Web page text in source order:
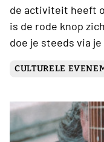
de activiteit heeft
is de rode knop
doe je steeds via
CULTURELE